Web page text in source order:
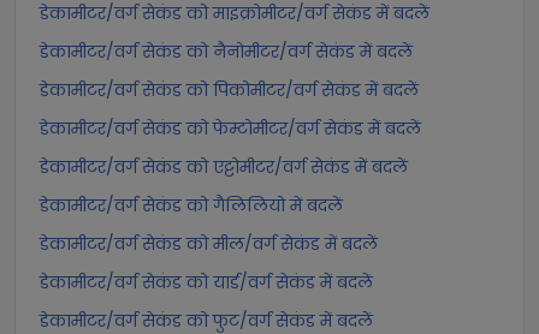
डेकामीटर/वर्ग सेकंड को माइक्रोमीटर/वर्ग सेकंड में बदलें
डेकामीटर/वर्ग सेकंड को नैनोमीटर/वर्ग सेकंड में बदलें
डेकामीटर/वर्ग सेकंड को पिकोमीटर/वर्ग सेकंड में बदलें
डेकामीटर/वर्ग सेकंड को फेम्टोमीटर/वर्ग सेकंड में बदलें
डेकामीटर/वर्ग सेकंड को एट्टोमीटर/वर्ग सेकंड में बदलें
डेकामीटर/वर्ग सेकंड को गैलिलियो में बदलें
डेकामीटर/वर्ग सेकंड को मील/वर्ग सेकंड में बदलें
डेकामीटर/वर्ग सेकंड को यार्ड/वर्ग सेकंड में बदलें
डेकामीटर/वर्ग सेकंड को फुट/वर्ग सेकंड में बदलें